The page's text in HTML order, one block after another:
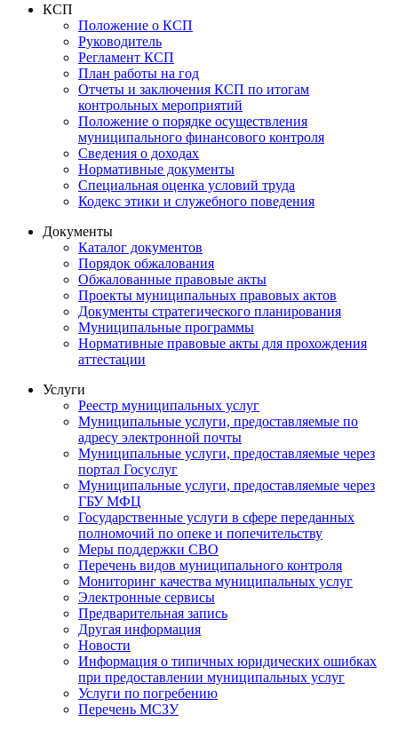
КСП
Положение о КСП
Руководитель
Регламент КСП
План работы на год
Отчеты и заключения КСП по итогам
контрольных мероприятий
Положение о порядке осуществления
муниципального финансового контроля
Сведения о доходах
Нормативные документы
Специальная оценка условий труда
Кодекс этики и служебного поведения
Документы
Каталог документов
Порядок обжалования
Обжалованные правовые акты
Проекты муниципальных правовых актов
Документы стратегического планирования
Муниципальные программы
Нормативные правовые акты для прохождения
аттестации
Услуги
Реестр муниципальных услуг
Муниципальные услуги, предоставляемые по
адресу электронной почты
Муниципальные услуги, предоставляемые через
портал Госуслуг
Муниципальные услуги, предоставляемые через
ГБУ МФЦ
Государственные услуги в сфере переданных
полномочий по опеке и попечительству
Меры поддержки СВО
Перечень видов муниципального контроля
Мониторинг качества муниципальных услуг
Электронные сервисы
Предварительная запись
Другая информация
Новости
Информация о типичных юридических ошибках
при предоставлении муниципальных услуг
Услуги по погребению
Перечень МСЗУ